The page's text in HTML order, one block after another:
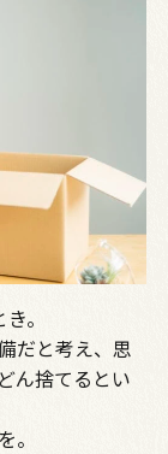
。
だと考え、思
ん捨てるとい
。